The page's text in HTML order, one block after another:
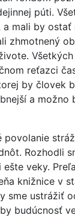
púti.
a mali by ostať
zhmotnený
Všetkých
reťazci
by človek
a možno
povolanie
Rozhodli
veky.
knižnice v
sme ustrážiť
budúcnosť